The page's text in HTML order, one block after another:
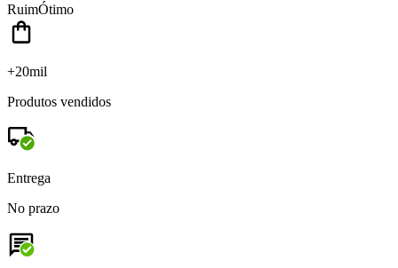
RuimÓtimo
+20mil
Produtos vendidos
Entrega
No prazo